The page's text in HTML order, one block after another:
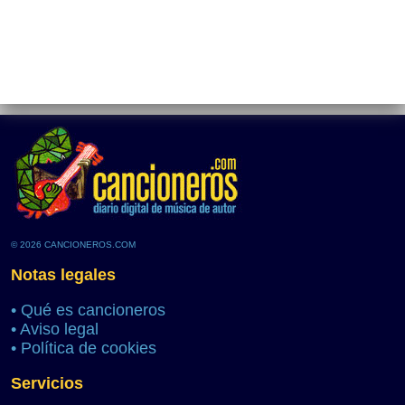
© 2026 CANCIONEROS.COM
Notas legales
• Qué es cancioneros
• Aviso legal
• Política de cookies
Servicios